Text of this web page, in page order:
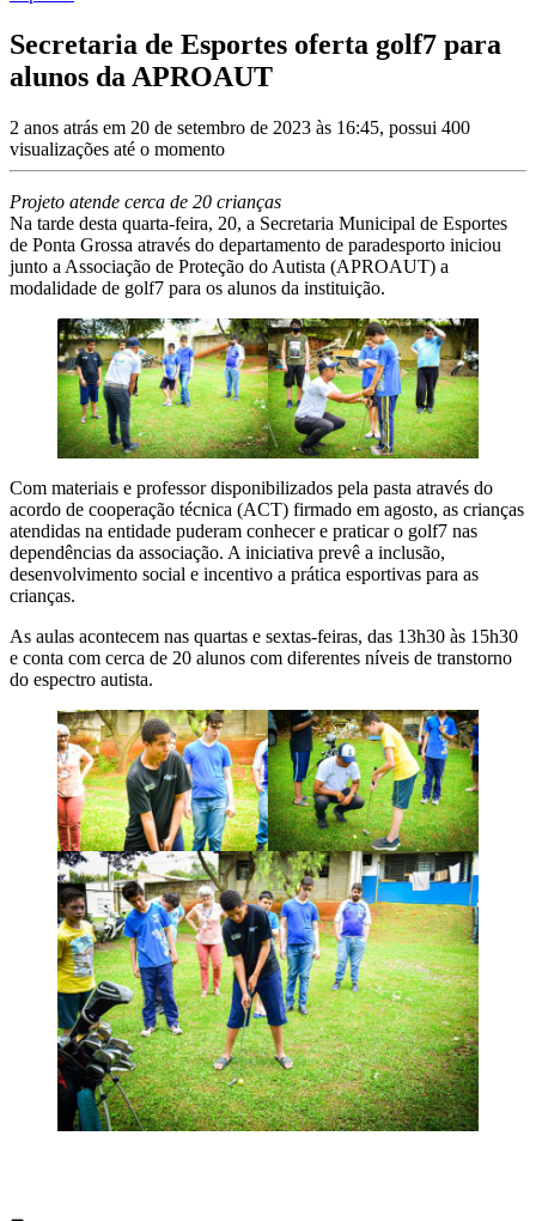
Secretaria de Esportes oferta golf7 para
alunos da APROAUT
2 anos atrás em 20 de setembro de 2023 às 16:45, possui 400
visualizações até o momento
Projeto atende cerca de 20 crianças
Na tarde desta quarta-feira, 20, a Secretaria Municipal de Esportes
de Ponta Grossa através do departamento de paradesporto iniciou
junto a Associação de Proteção do Autista (APROAUT) a
modalidade de golf7 para os alunos da instituição.
Com materiais e professor disponibilizados pela pasta através do
acordo de cooperação técnica (ACT) firmado em agosto, as crianças
atendidas na entidade puderam conhecer e praticar o golf7 nas
dependências da associação. A iniciativa prevê a inclusão,
desenvolvimento social e incentivo a prática esportivas para as
crianças.
As aulas acontecem nas quartas e sextas-feiras, das 13h30 às 15h30
e conta com cerca de 20 alunos com diferentes níveis de transtorno
do espectro autista.